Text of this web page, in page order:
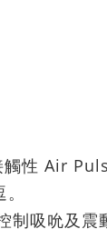
Air
吸吮及震